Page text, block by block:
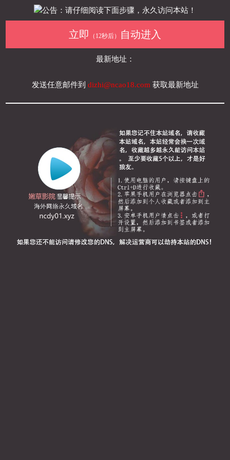
公告：请仔细阅读下面步骤，永久访问本站！
立即 （12秒后） 自动进入
最新地址：
发送任意邮件到 dizhi@ncao18.com 获取最新地址